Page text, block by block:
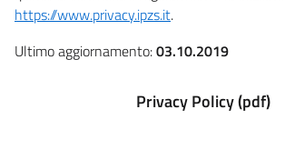
https://www.privacy.ipzs.it.
Ultimo aggiornamento:03.10.2019
Privacy Policy (pdf)